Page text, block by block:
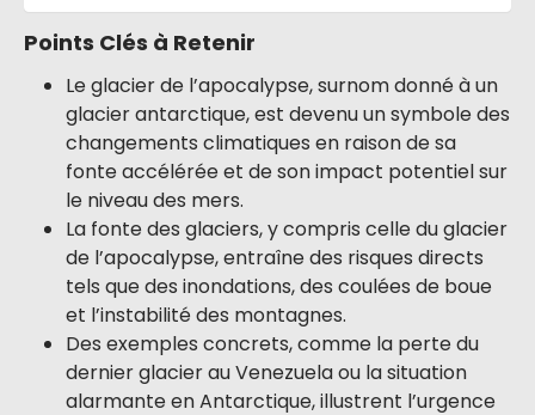
Points Clés à Retenir
Le glacier de l’apocalypse, surnom donné à un
glacier antarctique, est devenu un symbole des
changements climatiques en raison de sa
fonte accélérée et de son impact potentiel sur
le niveau des mers.
La fonte des glaciers, y compris celle du glacier
de l’apocalypse, entraîne des risques directs
tels que des inondations, des coulées de boue
et l’instabilité des montagnes.
Des exemples concrets, comme la perte du
dernier glacier au Venezuela ou la situation
alarmante en Antarctique, illustrent l’urgence